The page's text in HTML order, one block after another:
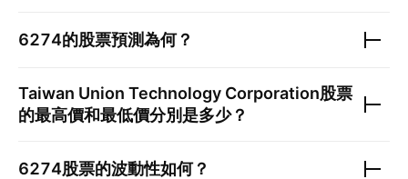
6274的股票預測為何？
Taiwan Union Technology Corporation股票
的最高價和最低價分別是多少？
6274股票的波動性如何？